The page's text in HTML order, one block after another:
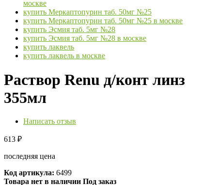
москве
купить Меркаптопурин таб. 50мг №25
купить Меркаптопурин таб. 50мг №25 в москве
купить Эсмия таб. 5мг №28
купить Эсмия таб. 5мг №28 в москве
купить лаквель
купить лаквель в москве
Раствор Renu д/конт линз
355мл
Написать отзыв
613 ₽
последняя цена
Код артикула: 6499
Товара нет в наличии Под заказ